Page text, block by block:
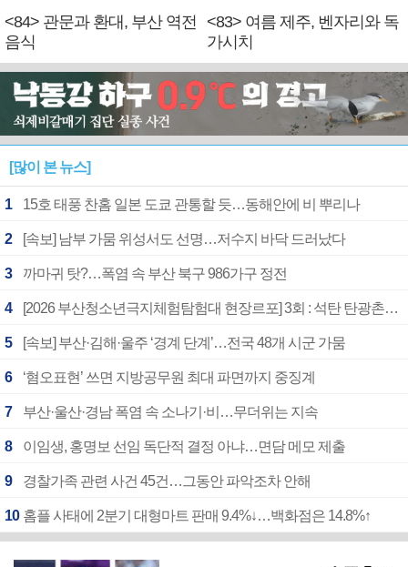
<84> 관문과 환대, 부산 역전
음식
<83> 여름 제주, 벤자리와 독
가시치
[많이 본 뉴스]
1 15호 태풍 찬홈 일본 도쿄 관통할 듯…동해안에 비 뿌리나
2 [속보] 남부 가뭄 위성서도 선명…저수지 바닥 드러났다
3 까마귀 탓?…폭염 속 부산 북구 986가구 정전
4 [2026 부산청소년극지체험탐험대 현장르포] 3회 : 석탄 탄광촌에서 북극 연구의 중심지로
5 [속보] 부산·김해·울주 ‘경계 단계’…전국 48개 시군 가뭄
6 ‘혐오표현’ 쓰면 지방공무원 최대 파면까지 중징계
7 부산·울산·경남 폭염 속 소나기·비…무더위는 지속
8 이임생, 홍명보 선임 독단적 결정 아냐…면담 메모 제출
9 경찰가족 관련 사건 45건…그동안 파악조차 안해
10 홈플 사태에 2분기 대형마트 판매 9.4%↓…백화점은 14.8%↑